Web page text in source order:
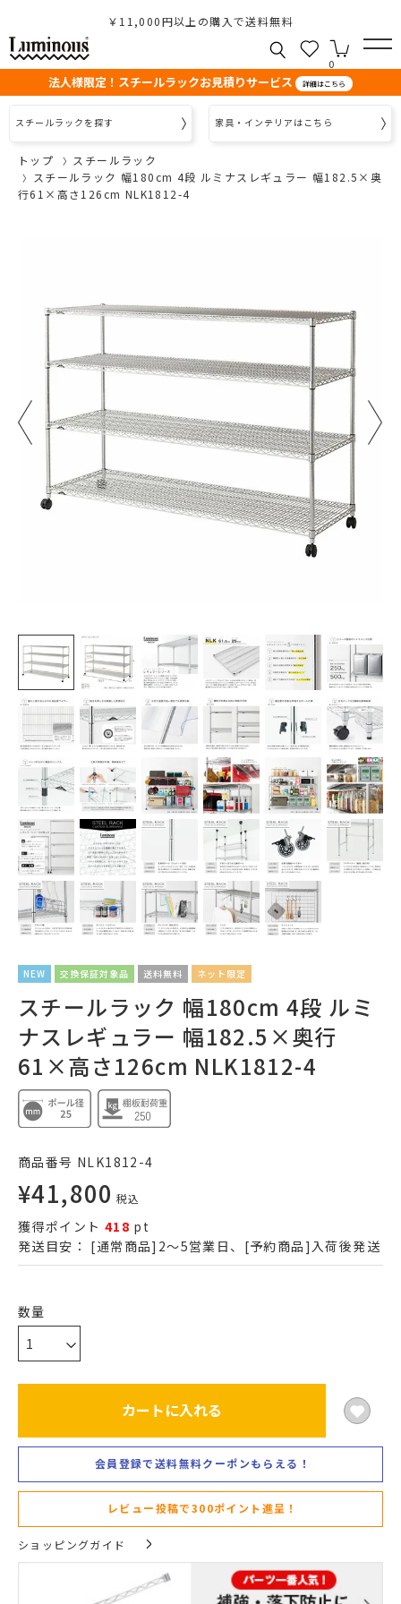
￥11,000円以上の購入で送料無料
0
法人様限定！スチールラックお見積りサービス 詳細はこちら
スチールラックを探す 家具・インテリアはこちら
トップ
スチールラック
スチールラック 幅180cm 4段 ルミナスレギュラー 幅182.5×奥
行61×高さ126cm NLK1812-4
NEW 交換保証対象品 送料無料 ネット限定
スチールラック 幅180cm 4段 ルミ
ナスレギュラー 幅182.5×奥行
61×高さ126cm NLK1812-4
商品番号 NLK1812-4
¥41,800 税込
獲得ポイント 418 pt
発送目安： [通常商品]2～5営業日、[予約商品]入荷後発送
カートに入れる
会員登録で送料無料クーポンもらえる！
レビュー投稿で300ポイント進呈！
ショッピングガイド